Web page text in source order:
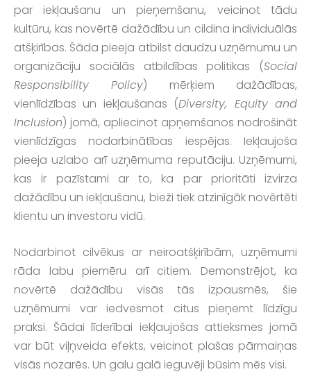
par iekļaušanu un pieņemšanu, veicinot tādu
kultūru, kas novērtē dažādību un cildina individuālās
atšķirības. Šāda pieeja atbilst daudzu uzņēmumu un
organizāciju sociālās atbildības politikas (Social
Responsibility Policy) mērķiem dažādības,
vienlīdzības un iekļaušanas (Diversity, Equity and
Inclusion) jomā, apliecinot apņemšanos nodrošināt
vienlīdzīgas nodarbinātības iespējas. Iekļaujoša
pieeja uzlabo arī uzņēmuma reputāciju. Uzņēmumi,
kas ir pazīstami ar to, ka par prioritāti izvirza
dažādību un iekļaušanu, bieži tiek atzinīgāk novērtēti
klientu un investoru vidū.
Nodarbinot cilvēkus ar neiroatšķirībām, uzņēmumi
rāda labu piemēru arī citiem. Demonstrējot, ka
novērtē dažādību visās tās izpausmēs, šie
uzņēmumi var iedvesmot citus pieņemt līdzīgu
praksi. Šādai līderībai iekļaujošas attieksmes jomā
var būt viļņveida efekts, veicinot plašas pārmaiņas
visās nozarēs. Un galu galā ieguvēji būsim mēs visi.